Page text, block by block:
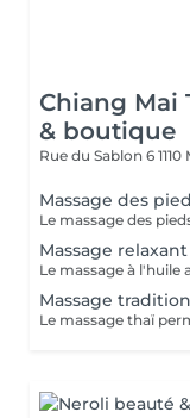
Chiang Mai
& boutique
Rue du Sablon 6
Massage des
Massage
Massage